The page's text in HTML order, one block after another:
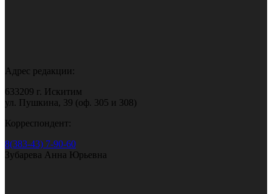
Адрес редакции:
633209 г. Искитим
ул. Пушкина, 39 (оф. 305 и 308)
Корреспондент:
8(383-43) 7-90-60
Зубарева Анна Юрьевна